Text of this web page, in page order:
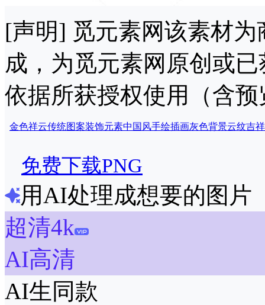
[声明] 觅元素网该素材
成，为觅元素网原创或
依据所获授权使用（含
金色祥云传统图案装饰元素中国风手绘插画灰色背景云纹吉祥
免费下载PNG
用AI处理成想要的图片
超清4k
AI高清
AI生同款